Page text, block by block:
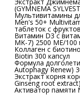
(GYMNEMA
Мультивитамины
Men's 50+
таблеток с
Витамин D3 с
MK-7) 2500 МЕ/100
Коллаген с
Biotin 300 капсул
Формула
Autophagy Renew)
Экстракт корня
Ginseng root
Активатор памяти